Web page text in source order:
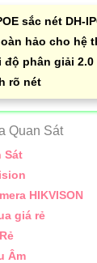
sắc nét DH-
hảo cho hệ
phân giải
rõ nét
Quan Sát
Sát
HIKVISON
giá rẻ
Âm